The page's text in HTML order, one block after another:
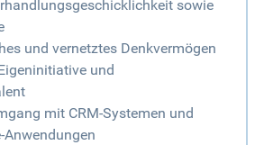
sowie
und vernetztes Denkvermögen
und
mit CRM-Systemen und